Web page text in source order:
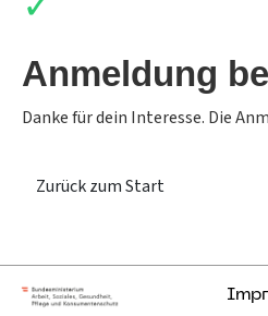
Anmeldung
Danke für dein Interesse. Die
Zurück zum Start